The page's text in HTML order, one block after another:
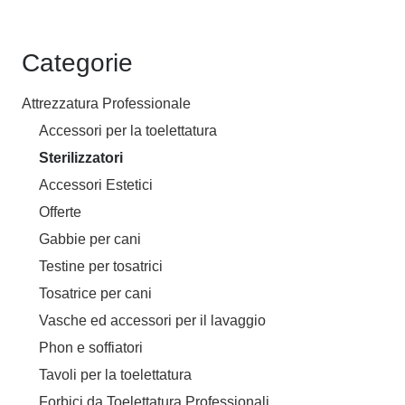
Categorie
Attrezzatura Professionale
Accessori per la toelettatura
Sterilizzatori
Accessori Estetici
Offerte
Gabbie per cani
Testine per tosatrici
Tosatrice per cani
Vasche ed accessori per il lavaggio
Phon e soffiatori
Tavoli per la toelettatura